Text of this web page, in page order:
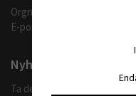
Orgnr: 559062-1370
E-post:
Nyhetsbrev
Ta del av våra bästa